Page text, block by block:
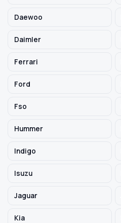
Daewoo
Daimler
Ferrari
Ford
Fso
Hummer
Indigo
Isuzu
Jaguar
Kia